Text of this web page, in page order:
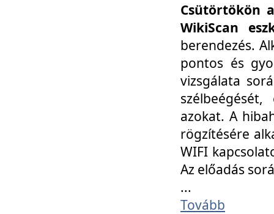
Csütörtökön
WikiScan
berendezés.
pontos és
vizsgálata
azokat. A
rögzítésére
WIFI
Az előadás
...
Tovább